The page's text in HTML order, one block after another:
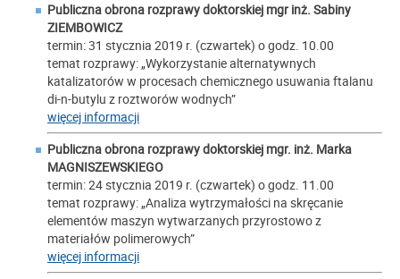
Publiczna obrona rozprawy doktorskiej mgr inż. Sabiny
ZIEMBOWICZ
termin: 31 stycznia 2019 r. (czwartek) o godz. 10.00
temat rozprawy: „Wykorzystanie alternatywnych
katalizatorów w procesach chemicznego usuwania ftalanu
di-n-butylu z roztworów wodnych”
więcej informacji
Publiczna obrona rozprawy doktorskiej mgr. inż. Marka
MAGNISZEWSKIEGO
termin: 24 stycznia 2019 r. (czwartek) o godz. 11.00
temat rozprawy: „Analiza wytrzymałości na skręcanie
elementów maszyn wytwarzanych przyrostowo z
materiałów polimerowych”
więcej informacji